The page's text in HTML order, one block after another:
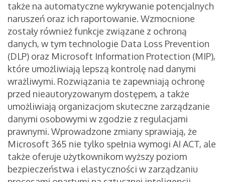
także na automatyczne wykrywanie potencjalnych
naruszeń oraz ich raportowanie. Wzmocnione
zostały również funkcje związane z ochroną
danych, w tym technologie Data Loss Prevention
(DLP) oraz Microsoft Information Protection (MIP),
które umożliwiają lepszą kontrolę nad danymi
wrażliwymi. Rozwiązania te zapewniają ochronę
przed nieautoryzowanym dostępem, a także
umożliwiają organizacjom skuteczne zarządzanie
danymi osobowymi w zgodzie z regulacjami
prawnymi. Wprowadzone zmiany sprawiają, że
Microsoft 365 nie tylko spełnia wymogi AI ACT, ale
także oferuje użytkownikom wyższy poziom
bezpieczeństwa i elastyczności w zarządzaniu